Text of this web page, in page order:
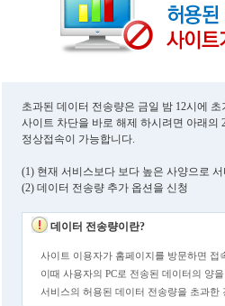
초과된 데이터 전송량은 금일 밤 12시에
사이트 차단을 바로 해제 하시려면 아래의
정상접속이 가능합니다.
(1) 현재 서비스보다 보다 높은 사양으로
(2) 데이터 전송량 추가 옵션을 신청
데이터 전송량이란?
사이트 이용자가 홈페이지를 방문하면 접
이때 사용자의 PC로 전송된 데이터의 양
서비스의 허용된 데이터 전송량을 초과